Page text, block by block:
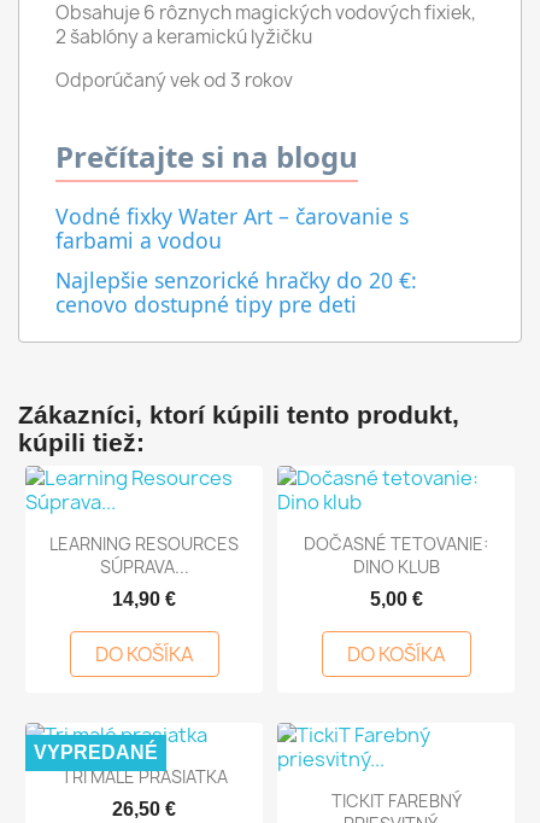
Obsahuje 6 rôznych magických vodových fixiek,
2 šablóny a keramickú lyžičku
Odporúčaný vek od 3 rokov
Prečítajte si na blogu
Vodné fixky Water Art – čarovanie s
farbami a vodou
Najlepšie senzorické hračky do 20 €:
cenovo dostupné tipy pre deti
Zákazníci, ktorí kúpili tento produkt,
kúpili tiež:
LEARNING RESOURCES
SÚPRAVA...
14,90 €
DO KOŠÍKA
DOČASNÉ TETOVANIE:
DINO KLUB
5,00 €
DO KOŠÍKA
TRI MALÉ PRASIATKA
26,50 €
VYPREDANÉ
TICKIT FAREBNÝ